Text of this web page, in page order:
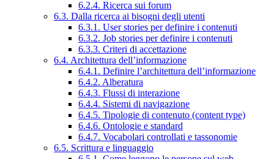
6.2.4. Ricerca sui forum
6.3. Dalla ricerca ai bisogni degli utenti
6.3.1. User stories per definire i contenuti
6.3.2. Job stories per definire i contenuti
6.3.3. Criteri di accettazione
6.4. Architettura dell’informazione
6.4.1. Definire l’architettura dell’informazione
6.4.2. Alberatura
6.4.3. Flussi di interazione
6.4.4. Sistemi di navigazione
6.4.5. Tipologie di contenuto (content type)
6.4.6. Ontologie e standard
6.4.7. Vocabolari controllati e tassonomie
6.5. Scrittura e linguaggio